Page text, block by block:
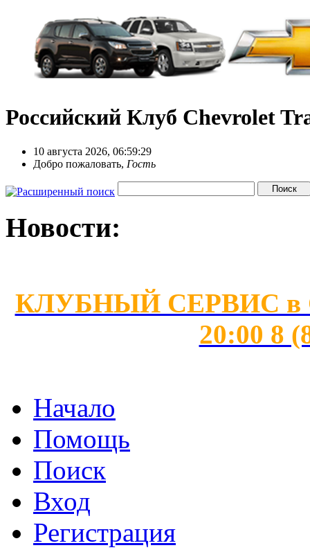
Российский Клуб Chevrolet
10 августа 2026, 06:59:29
Добро пожаловать, Гость
Новости:
КЛУБНЫЙ СЕРВИС в
20:00 8
Начало
Помощь
Поиск
Вход
Регистрация